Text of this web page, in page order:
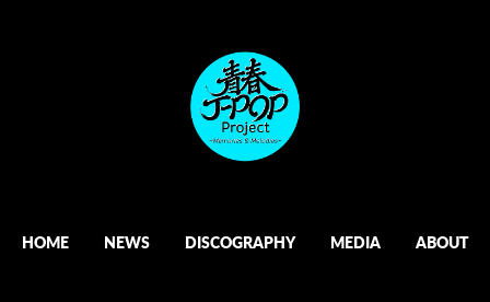
HOME NEWS DISCOGRAPHY MEDIA ABOUT